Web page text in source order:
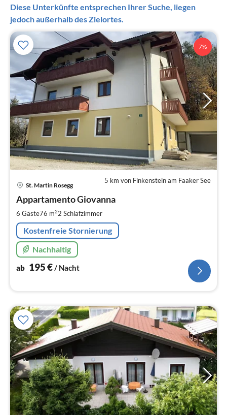
Diese Unterkünfte entsprechen Ihrer Suche, liegen
jedoch außerhalb des Zielortes.
7%
5 km von Finkenstein am Faaker See
St. Martin Rosegg
Appartamento Giovanna
6 Gäste76 m22 Schlafzimmer
Kostenfreie Stornierung
Nachhaltig
ab 195€/ Nacht